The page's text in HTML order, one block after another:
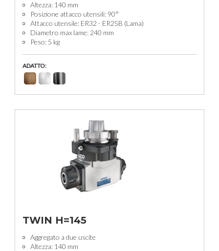
Altezza: 140 mm
Posizione attacco utensili: 90°
Attacco utensile: ER32 - ER25B (Lama)
Diametro max lame: 240 mm
Peso: 5 kg
ADATTO:
TWIN H=145
Aggregato a due uscite
Altezza: 140 mm